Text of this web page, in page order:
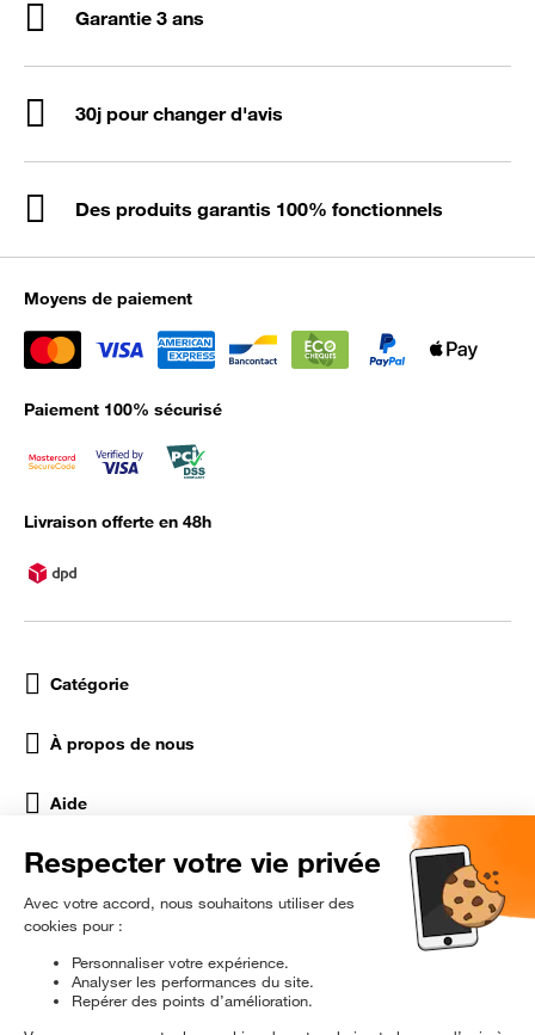
Garantie 3 ans
30j pour changer d'avis
Des produits garantis 100% fonctionnels
Moyens de paiement
Paiement 100% sécurisé
Livraison offerte en 48h
Catégorie
À propos de nous
Aide
Réseaux Sociaux